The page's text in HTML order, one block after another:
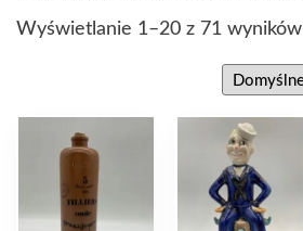
Wyświetlanie 1–20 z 71 wyników